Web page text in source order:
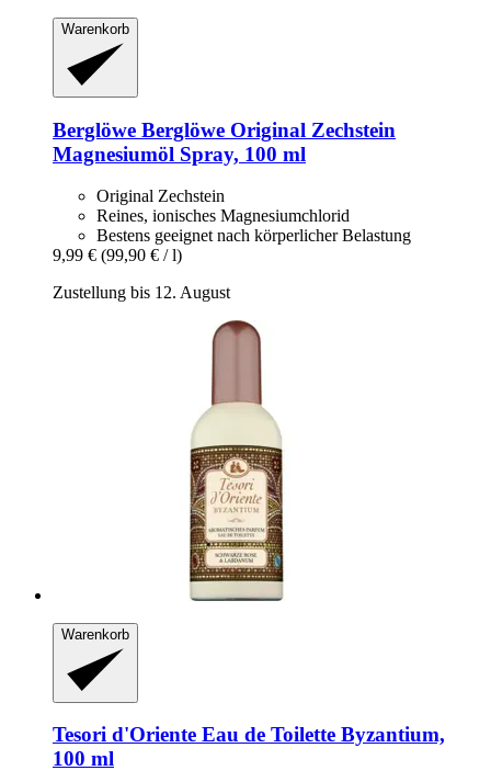
Warenkorb
Berglöwe Berglöwe Original Zechstein
Magnesiumöl Spray, 100 ml
Original Zechstein
Reines, ionisches Magnesiumchlorid
Bestens geeignet nach körperlicher Belastung
9,99 € (99,90 € / l)
Zustellung bis 12. August
Warenkorb
Tesori d'Oriente Eau de Toilette Byzantium,
100 ml